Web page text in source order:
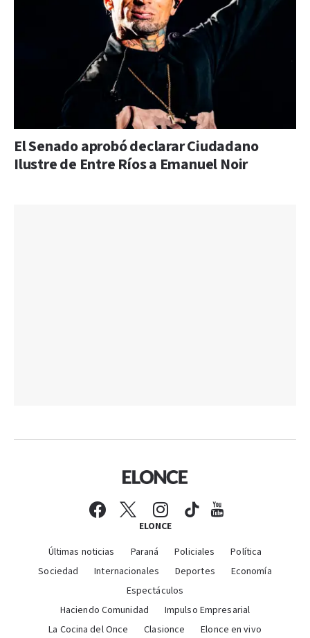
El Senado aprobó declarar Ciudadano
Ilustre de Entre Ríos a Emanuel Noir
ELONCE
Últimas noticias Paraná Policiales
Política
Sociedad
Internacionales Deportes
Economía
Espectáculos
Haciendo Comunidad
Impulso Empresarial
La Cocina del Once
Clasionce Elonce en vivo